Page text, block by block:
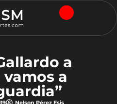
a
vamos a
Nelson Pérez Esis